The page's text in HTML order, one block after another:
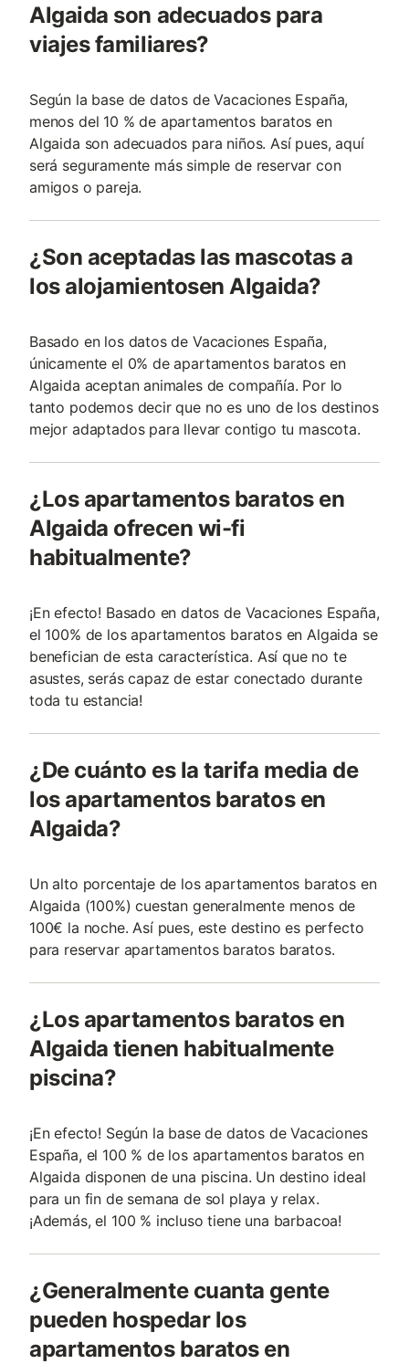
Algaida son adecuados para
viajes familiares?
Según la base de datos de Vacaciones España,
menos del 10 % de apartamentos baratos en
Algaida son adecuados para niños. Así pues, aquí
será seguramente más simple de reservar con
amigos o pareja.
¿Son aceptadas las mascotas a
los alojamientosen Algaida?
Basado en los datos de Vacaciones España,
únicamente el 0% de apartamentos baratos en
Algaida aceptan animales de compañía. Por lo
tanto podemos decir que no es uno de los destinos
mejor adaptados para llevar contigo tu mascota.
¿Los apartamentos baratos en
Algaida ofrecen wi-fi
habitualmente?
¡En efecto! Basado en datos de Vacaciones España,
el 100% de los apartamentos baratos en Algaida se
benefician de esta característica. Así que no te
asustes, serás capaz de estar conectado durante
toda tu estancia!
¿De cuánto es la tarifa media de
los apartamentos baratos en
Algaida?
Un alto porcentaje de los apartamentos baratos en
Algaida (100%) cuestan generalmente menos de
100€ la noche. Así pues, este destino es perfecto
para reservar apartamentos baratos baratos.
¿Los apartamentos baratos en
Algaida tienen habitualmente
piscina?
¡En efecto! Según la base de datos de Vacaciones
España, el 100 % de los apartamentos baratos en
Algaida disponen de una piscina. Un destino ideal
para un fin de semana de sol playa y relax.
¡Además, el 100 % incluso tiene una barbacoa!
¿Generalmente cuanta gente
pueden hospedar los
apartamentos baratos en